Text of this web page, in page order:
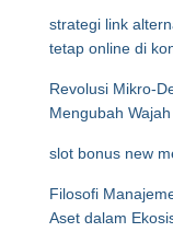
strategi link
tetap online di
Revolusi Mikro-
Mengubah
slot bonus new
Filosofi
Aset dalam